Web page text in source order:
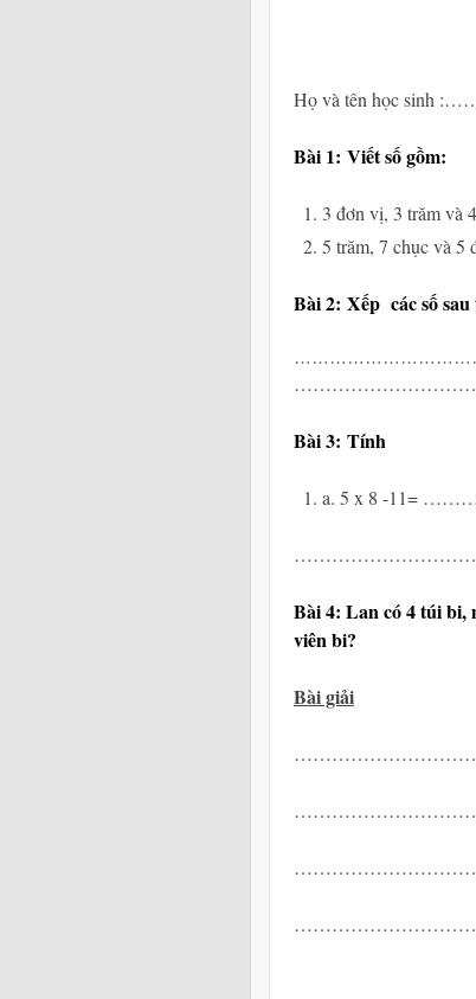
Họ và tên học
Bài 1: Viết số gồm:
3 đơn vị, 3
5 trăm, 7 chục
Bài 2: Xếp các số
Bài 3: Tính
a. 5 x 8 -11=
Bài 4: Lan có 4 túi bi,
viên bi?
Bài giải